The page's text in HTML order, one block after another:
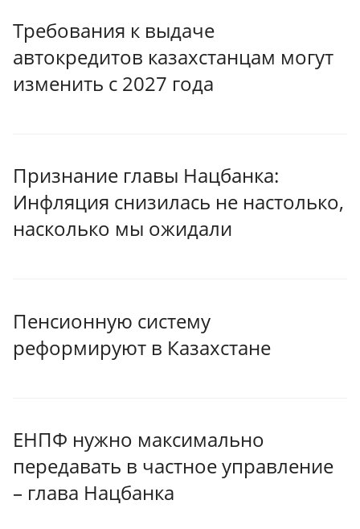
Требования к выдаче
автокредитов казахстанцам могут
изменить с 2027 года
Признание главы Нацбанка:
Инфляция снизилась не настолько,
насколько мы ожидали
Пенсионную систему
реформируют в Казахстане
ЕНПФ нужно максимально
передавать в частное управление
– глава Нацбанка